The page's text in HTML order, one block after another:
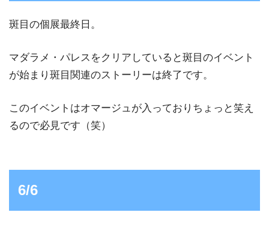
斑目の個展最終日。
マダラメ・パレスをクリアしていると斑目のイベント
が始まり斑目関連のストーリーは終了です。
このイベントはオマージュが入っておりちょっと笑え
るので必見です（笑）
6/6